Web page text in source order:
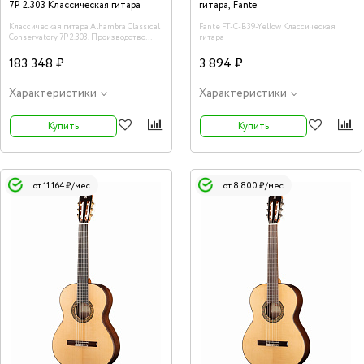
7P 2.303 Классическая гитара
Классическая гитара Alhambra Classical
Conservatory 7P 2.303. Производство
183 348 ₽
Характеристики
Купить
гитара, Fante
Fante FT-C-B39-Yellow Классическая
гитара
3 894 ₽
Характеристики
Купить
от 11 164 ₽/мес от 8 800 ₽/мес